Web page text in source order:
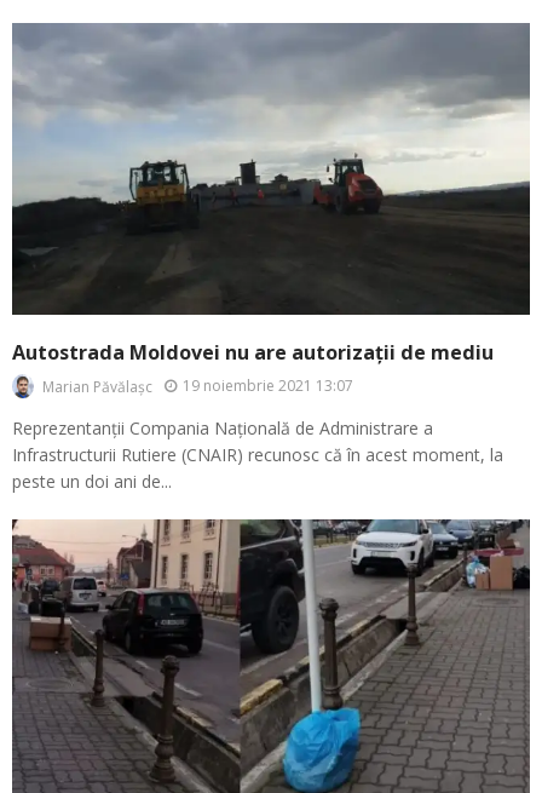
Autostrada Moldovei nu are autorizații de mediu
Marian Păvălașc 19 noiembrie 2021 13:07
Reprezentanții Compania Națională de Administrare a
Infrastructurii Rutiere (CNAIR) recunosc că în acest moment, la
peste un doi ani de...